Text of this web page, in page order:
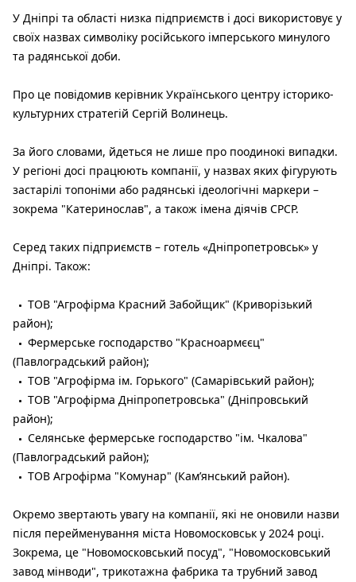
У Дніпрі та області низка підприємств і досі використовує у
своїх назвах символіку російського імперського минулого
та радянської доби.
Про це повідомив керівник Українського центру історико-
культурних стратегій Сергій Волинець.
За його словами, йдеться не лише про поодинокі випадки.
У регіоні досі працюють компанії, у назвах яких фігурують
застарілі топоніми або радянські ідеологічні маркери –
зокрема "Катеринослав", а також імена діячів СРСР.
Серед таких підприємств – готель «Дніпропетровськ» у
Дніпрі. Також:
ТОВ "Агрофірма Красний Забойщик" (Криворізький
район);
Фермерське господарство "Красноармєєц"
(Павлоградський район);
ТОВ "Агрофірма ім. Горького" (Самарівський район);
ТОВ "Агрофірма Дніпропетровська" (Дніпровський
район);
Селянське фермерське господарство "ім. Чкалова"
(Павлоградський район);
ТОВ Агрофірма "Комунар" (Камʼянський район).
Окремо звертають увагу на компанії, які не оновили назви
після перейменування міста Новомосковськ у 2024 році.
Зокрема, це "Новомосковський посуд", "Новомосковський
завод мінводи", трикотажна фабрика та трубний завод